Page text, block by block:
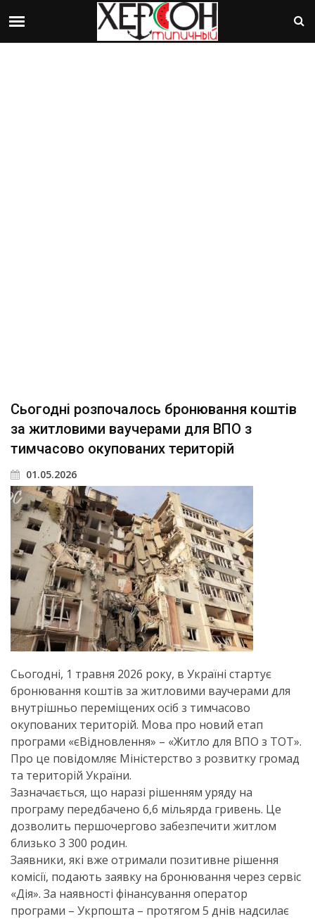
Сьогодні розпочалось бронювання коштів
за житловими ваучерами для ВПО з
тимчасово окупованих територій
01.05.2026
Сьогодні, 1 травня 2026 року, в Україні стартує
бронювання коштів за житловими ваучерами для
внутрішньо переміщених осіб з тимчасово
окупованих територій. Мова про новий етап
програми «єВідновлення» – «Житло для ВПО з ТОТ».
Про це повідомляє Міністерство з розвитку громад
та територій України.
Зазначається, що наразі рішенням уряду на
програму передбачено 6,6 мільярда гривень. Це
дозволить першочергово забезпечити житлом
близько 3 300 родин.
Заявники, які вже отримали позитивне рішення
комісії, подають заявку на бронювання через сервіс
«Дія». За наявності фінансування оператор
програми – Укрпошта – протягом 5 днів надсилає